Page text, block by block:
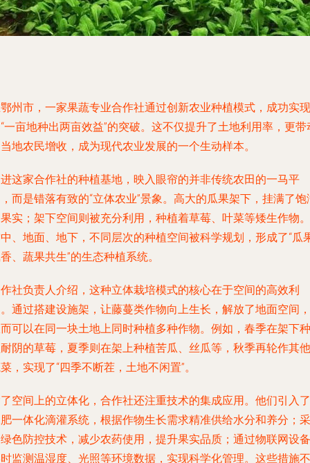
州市，一家果蔬专业合作社通过创新农业种植模式，成功实现
一亩地种出两亩效益”的突破。这不仅提升了土地利用率，更带
地农民增收，成为现代农业发展的一个生动样本。
这家合作社的种植基地，映入眼帘的并非传统农田的一马平
而是错落有致的“立体农业”景象。高大的瓜果架下，挂满了饱
实；架下空间则被充分利用，种植着草莓、叶菜等矮生作物。
、地面、地下，不同层次的种植空间被科学规划，形成了“瓜
、蔬果共生”的生态种植系统。
社负责人介绍，这种立体栽培模式的核心在于空间的高效利
通过搭建设施架，让藤蔓类作物向上生长，解放了地面空间，
可以在同一块土地上同时种植多种作物。例如，春季在架下种
阴的草莓，夏季则在架上种植苦瓜、丝瓜等，秋季再轮作其他
，实现了“四季不断茬，土地不闲置”。
空间上的立体化，合作社还注重技术的集成应用。他们引入了
一体化滴灌系统，根据作物生长需求精准供给水分和养分；采
色防控技术，减少农药使用，提升果实品质；通过物联网设备
监测温湿度、光照等环境数据，实现科学化管理。这些措施不